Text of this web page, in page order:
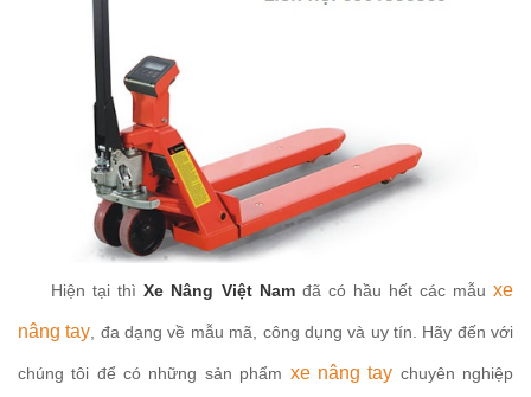
Hiện tại thìXe Nâng Việt Namđã có hầu hết các mẫu xe
nâng tay , đa dạng về mẫu mã, công dụng và uy tín. Hãy đến với
chúng tôi để có những sản phẩm xe nâng tay chuyên nghiệp